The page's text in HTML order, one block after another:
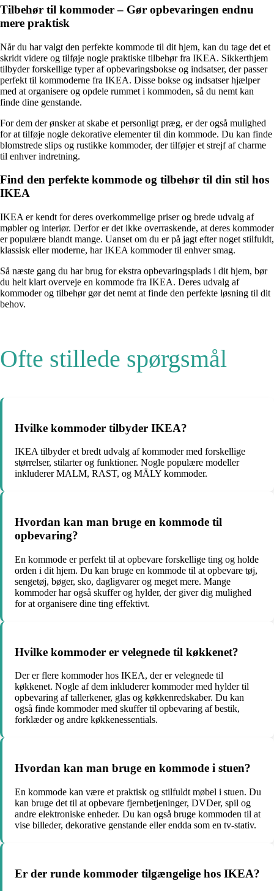
Tilbehør til kommoder – Gør opbevaringen endnu
mere praktisk
Når du har valgt den perfekte kommode til dit hjem, kan du tage det et
skridt videre og tilføje nogle praktiske tilbehør fra IKEA. Sikkerthjem
tilbyder forskellige typer af opbevaringsbokse og indsatser, der passer
perfekt til kommoderne fra IKEA. Disse bokse og indsatser hjælper
med at organisere og opdele rummet i kommoden, så du nemt kan
finde dine genstande.
For dem der ønsker at skabe et personligt præg, er der også mulighed
for at tilføje nogle dekorative elementer til din kommode. Du kan finde
blomstrede slips og rustikke kommoder, der tilføjer et strejf af charme
til enhver indretning.
Find den perfekte kommode og tilbehør til din stil hos
IKEA
IKEA er kendt for deres overkommelige priser og brede udvalg af
møbler og interiør. Derfor er det ikke overraskende, at deres kommoder
er populære blandt mange. Uanset om du er på jagt efter noget stilfuldt,
klassisk eller moderne, har IKEA kommoder til enhver smag.
Så næste gang du har brug for ekstra opbevaringsplads i dit hjem, bør
du helt klart overveje en kommode fra IKEA. Deres udvalg af
kommoder og tilbehør gør det nemt at finde den perfekte løsning til dit
behov.
Ofte stillede spørgsmål
Hvilke kommoder tilbyder IKEA?
IKEA tilbyder et bredt udvalg af kommoder med forskellige
størrelser, stilarter og funktioner. Nogle populære modeller
inkluderer MALM, RAST, og MÄLY kommoder.
Hvordan kan man bruge en kommode til
opbevaring?
En kommode er perfekt til at opbevare forskellige ting og holde
orden i dit hjem. Du kan bruge en kommode til at opbevare tøj,
sengetøj, bøger, sko, dagligvarer og meget mere. Mange
kommoder har også skuffer og hylder, der giver dig mulighed
for at organisere dine ting effektivt.
Hvilke kommoder er velegnede til køkkenet?
Der er flere kommoder hos IKEA, der er velegnede til
køkkenet. Nogle af dem inkluderer kommoder med hylder til
opbevaring af tallerkener, glas og køkkenredskaber. Du kan
også finde kommoder med skuffer til opbevaring af bestik,
forklæder og andre køkkenessentials.
Hvordan kan man bruge en kommode i stuen?
En kommode kan være et praktisk og stilfuldt møbel i stuen. Du
kan bruge det til at opbevare fjernbetjeninger, DVDer, spil og
andre elektroniske enheder. Du kan også bruge kommoden til at
vise billeder, dekorative genstande eller endda som en tv-stativ.
Er der runde kommoder tilgængelige hos IKEA?